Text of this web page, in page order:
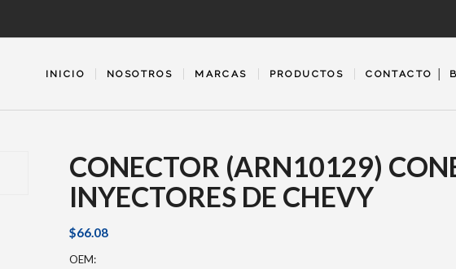
INICIO NOSOTROS MARCAS PRODUCTOS CONTACTO │
CONECTOR (ARN10129)
INYECTORES DE CHEVY
$66.08
OEM: